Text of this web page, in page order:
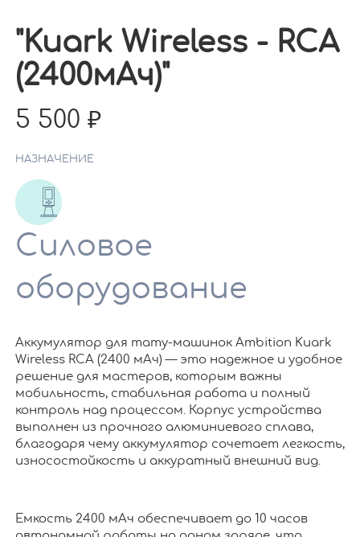
"Kuark Wireless - RCA
(2400мАч)"
5 500
НАЗНАЧЕНИЕ
Силовое
оборудование
Аккумулятор для тату-машинок Ambition Kuark
Wireless RCA (2400 мАч) — это надежное и удобное
решение для мастеров, которым важны
мобильность, стабильная работа и полный
контроль над процессом. Корпус устройства
выполнен из прочного алюминиевого сплава,
благодаря чему аккумулятор сочетает легкость,
износостойкость и аккуратный внешний вид.
Емкость 2400 мАч обеспечивает до 10 часов